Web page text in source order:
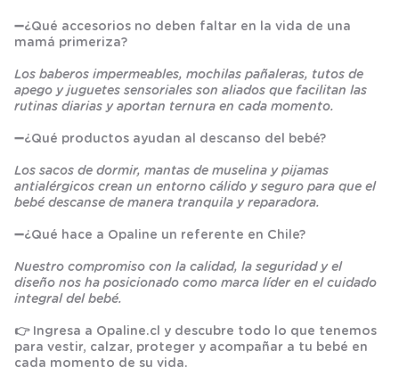
➖¿Qué accesorios no deben faltar en la vida de una
mamá primeriza?
Los baberos impermeables, mochilas pañaleras, tutos de
apego y juguetes sensoriales son aliados que facilitan las
rutinas diarias y aportan ternura en cada momento.
➖¿Qué productos ayudan al descanso del bebé?
Los sacos de dormir, mantas de muselina y pijamas
antialérgicos crean un entorno cálido y seguro para que el
bebé descanse de manera tranquila y reparadora.
➖¿Qué hace a Opaline un referente en Chile?
Nuestro compromiso con la calidad, la seguridad y el
diseño nos ha posicionado como marca líder en el cuidado
integral del bebé.
👉 Ingresa a Opaline.cl y descubre todo lo que tenemos
para vestir, calzar, proteger y acompañar a tu bebé en
cada momento de su vida.